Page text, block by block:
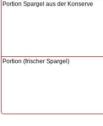
Portion Spargel aus der Konserve
Portion (frischer Spargel)